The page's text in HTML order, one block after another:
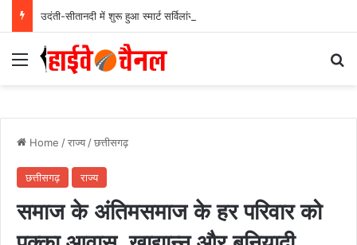
Menu
Home /राज्य /छत्तीसगढ़
छत्तीसगढ़ राज्य
समाज के अंतिमसमाज के हर परिवार को